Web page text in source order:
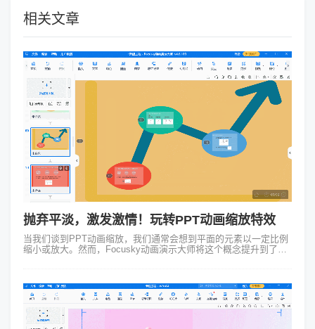
相关文章
抛弃平淡，激发激情！玩转PPT动画缩放特效
当我们谈到PPT动画缩放，我们通常会想到平面的元素以一定比例
缩小或放大。然而，Focusky动画演示大师将这个概念提升到了一